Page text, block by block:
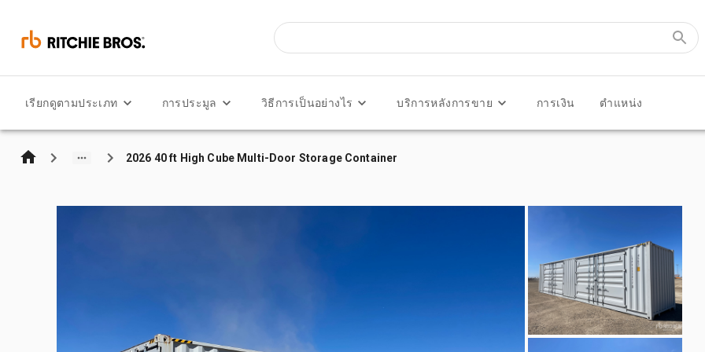
เรียกดูตามประเภท การประมูล วิธีการเป็นอย่างไร บริการหลังการขาย การเงิน ตำแหน่ง
2026 40 ft High Cube Multi-Door Storage Container